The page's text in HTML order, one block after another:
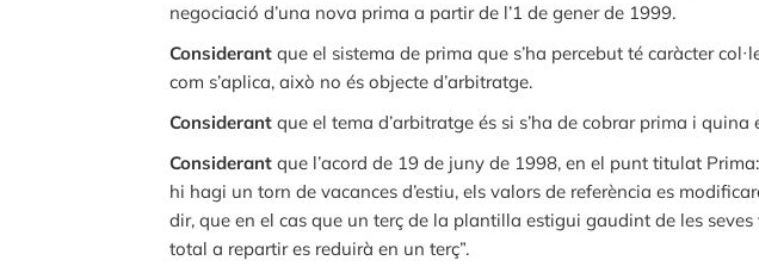
negociació d’una nova prima a partir de l’1 de gener de 1999.
Considerant que el sistema de prima que s’ha percebut té caràcter
com s’aplica, això no és objecte d’arbitratge.
Considerant que el tema d’arbitratge és si s’ha de cobrar prima i
Considerant que l’acord de 19 de juny de 1998, en el punt titulat
hi hagi un torn de vacances d’estiu, els valors de referència es
dir, que en el cas que un terç de la plantilla estigui gaudint de les
total a repartir es reduirà en un terç”.